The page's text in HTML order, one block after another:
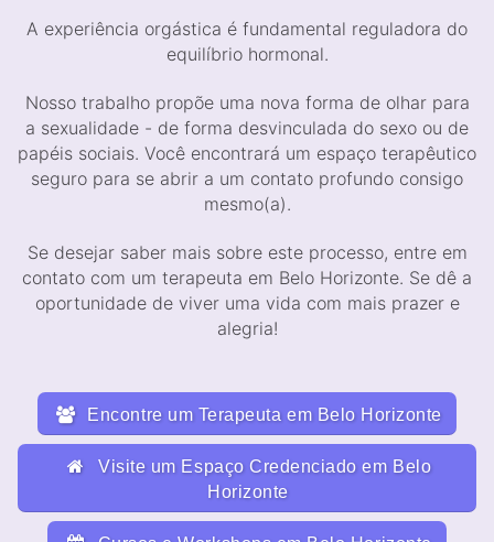
A experiência orgástica é fundamental reguladora do
equilíbrio hormonal.
Nosso trabalho propõe uma nova forma de olhar para
a sexualidade - de forma desvinculada do sexo ou de
papéis sociais. Você encontrará um espaço terapêutico
seguro para se abrir a um contato profundo consigo
mesmo(a).
Se desejar saber mais sobre este processo, entre em
contato com um terapeuta em Belo Horizonte. Se dê a
oportunidade de viver uma vida com mais prazer e
alegria!
Encontre um Terapeuta em Belo Horizonte
Visite um Espaço Credenciado em Belo
Horizonte